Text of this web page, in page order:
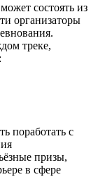
состоять из
организаторы
треке,
поработать с
призы,
в сфере